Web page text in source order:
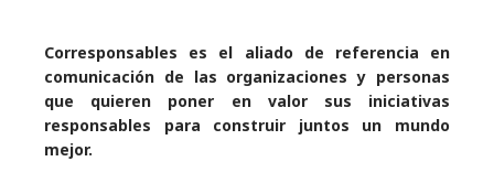
Corresponsables es el aliado de referencia en
comunicación de las organizaciones y personas
que quieren poner en valor sus iniciativas
responsables para construir juntos un mundo
mejor.